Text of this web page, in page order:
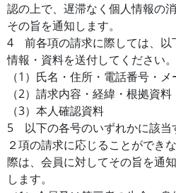
認の上で、遅滞なく個人情報の
その旨を通知します。
4 前各項の請求に際しては、以
情報・資料を送付してください。
（1）氏名・住所・電話番号・
（2）請求内容・経緯・根拠資料
（3）本人確認資料
5 以下の各号のいずれかに該当
２項の請求に応じることができ
際は、会員に対してその旨を通
します。